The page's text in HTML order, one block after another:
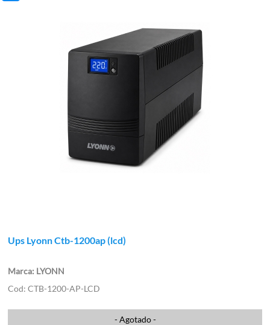
Ups Lyonn Ctb-1200ap (lcd)
LYONN
CTB-1200-AP-LCD
- Agotado -